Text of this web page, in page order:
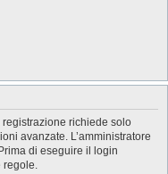
richiede solo
avanzate. L’amministratore
di eseguire il login